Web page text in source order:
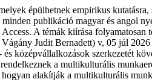
épülhetnek empirikus
publikáció magyar és angol
A témák kiírása folyamatosan
Judit Bernadett) v, 05 júl
középvállalkozások szerkezetét
a multikulturális
alakítják a multikulturális